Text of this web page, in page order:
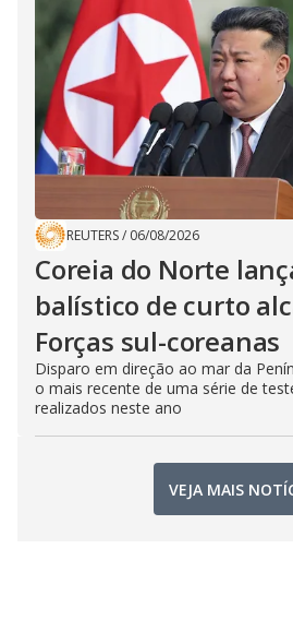
REUTERS/ 06/08/2026
Coreia do Norte
balístico de curto
Forças sul-coreanas
Disparo em direção ao mar da
o mais recente de uma série de
realizados neste ano
VEJA MAIS